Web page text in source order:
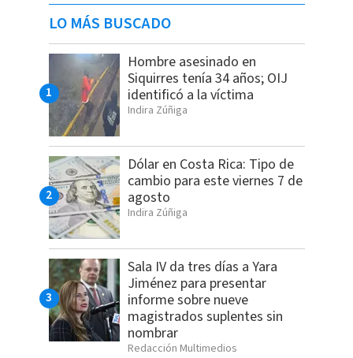
LO MÁS BUSCADO
Hombre asesinado en
Siquirres tenía 34 años; OIJ
identificó a la víctima
Indira Zúñiga
Dólar en Costa Rica: Tipo de
cambio para este viernes 7 de
agosto
Indira Zúñiga
Sala IV da tres días a Yara
Jiménez para presentar
informe sobre nueve
magistrados suplentes sin
nombrar
Redacción Multimedios